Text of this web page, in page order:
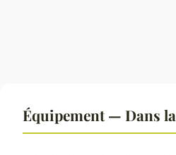
Équipement — Dans